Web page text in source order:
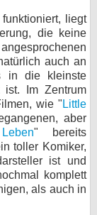
liegt
die keine
auch an
in die kleinste
ist. Im Zentrum
wie " Little
aber
" bereits
toller Komiker,
ist und
komplett
als auch in